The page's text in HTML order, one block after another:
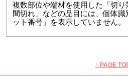
複数部位や端材を使用した「切
間切れ」などの品目には、個体
ット番号」を表示していません。
↑ PAGE